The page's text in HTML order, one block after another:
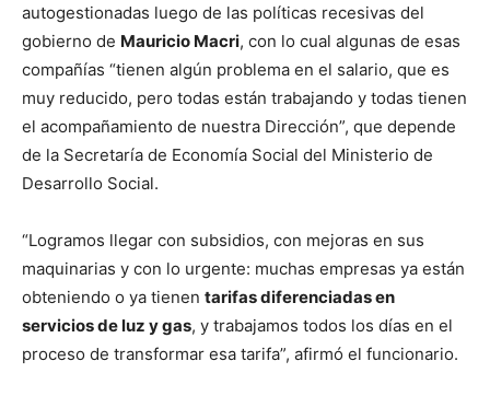
autogestionadas luego de las políticas recesivas del
gobierno de Mauricio Macri, con lo cual algunas de esas
compañías “tienen algún problema en el salario, que es
muy reducido, pero todas están trabajando y todas tienen
el acompañamiento de nuestra Dirección”, que depende
de la Secretaría de Economía Social del Ministerio de
Desarrollo Social.
“Logramos llegar con subsidios, con mejoras en sus
maquinarias y con lo urgente: muchas empresas ya están
obteniendo o ya tienen tarifas diferenciadas en
servicios de luz y gas, y trabajamos todos los días en el
proceso de transformar esa tarifa”, afirmó el funcionario.